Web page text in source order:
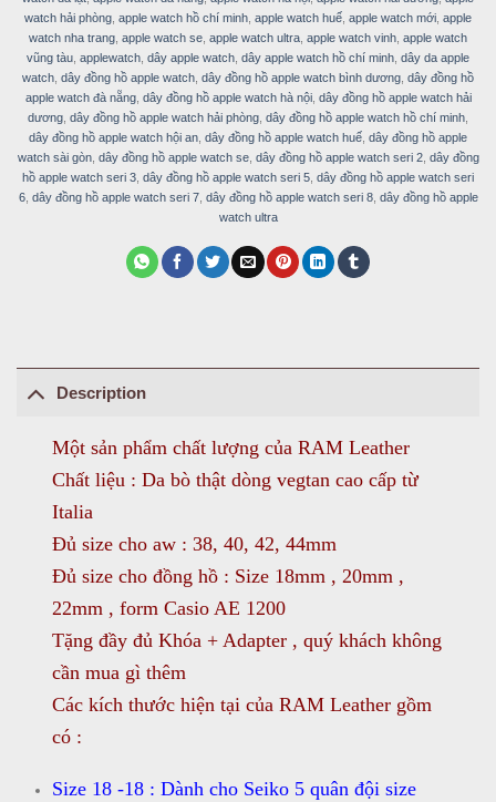
watch hải phòng apple watch hồ chí minh apple watch huế apple watch mới apple
watch nha trang apple watch se apple watch ultra apple watch vinh apple watch
vũng tàu applewatch dây apple watch dây apple watch hồ chí minh dây da apple
watch dây đồng hồ apple watch dây đồng hồ apple watch bình dương dây đồng hồ
apple watch đà nẵng, dây đồng hồ apple watch hà nội, dây đồng hồ apple watch hải
dương dây đồng hồ apple watch hải phòng dây đồng hồ apple watch hồ chí minh
dây đồng hồ apple watch hội an dây đồng hồ apple watch huế dây đồng hồ apple
watch sài gòn, dây đồng hồ apple watch se, dây đồng hồ apple watch seri 2, dây đồng
hồ apple watch seri 3 dây đồng hồ apple watch seri 5 dây đồng hồ apple watch seri
6, dây đồng hồ apple watch seri 7, dây đồng hồ apple watch seri 8, dây đồng hồ apple
watch ultra
Description
Một sản phẩm chất lượng của RAM Leather
Chất liệu : Da bò thật dòng vegtan cao cấp từ
Italia
Đủ size cho aw : 38, 40, 42, 44mm
Đủ size cho đồng hồ : Size 18mm , 20mm ,
22mm , form Casio AE 1200
Tặng đầy đủ Khóa + Adapter , quý khách không
cần mua gì thêm
Các kích thước hiện tại của RAM Leather gồm
có :
Size 18 -18 : Dành cho Seiko 5 quân đội size